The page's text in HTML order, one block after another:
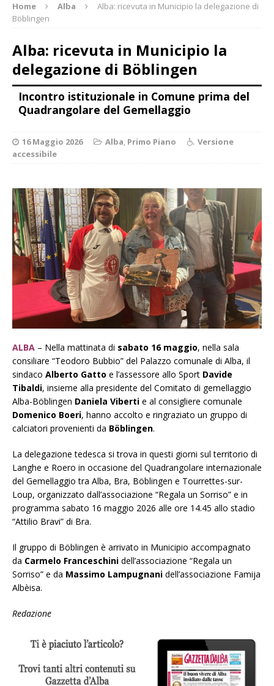
Home Alba
Alba: ricevuta in Municipio la delegazione di
Böblingen
Alba: ricevuta in Municipio la
delegazione di Böblingen
Incontro istituzionale in Comune prima del
Quadrangolare del Gemellaggio
16 Maggio 2026 Alba, Primo Piano
Versione
accessibile
ALBA – Nella mattinata di sabato 16 maggio, nella sala
consiliare “Teodoro Bubbio” del Palazzo comunale di Alba, il
sindaco Alberto Gatto e l’assessore allo Sport Davide
Tibaldi, insieme alla presidente del Comitato di gemellaggio
Alba-Böblingen Daniela Viberti e al consigliere comunale
Domenico Boeri, hanno accolto e ringraziato un gruppo di
calciatori provenienti da Böblingen.
La delegazione tedesca si trova in questi giorni sul territorio di
Langhe e Roero in occasione del Quadrangolare internazionale
del Gemellaggio tra Alba, Bra, Böblingen e Tourrettes-sur-
Loup, organizzato dall’associazione “Regala un Sorriso” e in
programma sabato 16 maggio 2026 alle ore 14.45 allo stadio
“Attilio Bravi” di Bra.
Il gruppo di Böblingen è arrivato in Municipio accompagnato
da Carmelo Franceschini dell’associazione “Regala un
Sorriso” e da Massimo Lampugnani dell’associazione Famija
Albèisa.
Redazione